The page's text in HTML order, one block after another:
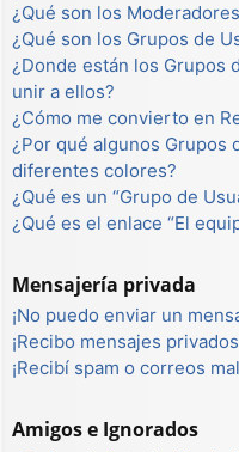
¿Qué son los
¿Qué son los Grupos de
¿Donde están los Grupos
unir a ellos?
¿Cómo me convierto en
¿Por qué algunos Grupos
diferentes colores?
¿Qué es un “Grupo de
¿Qué es el enlace “El
Mensajería privada
¡No puedo enviar un
¡Recibo mensajes
¡Recibí spam o correos
Amigos e Ignorados